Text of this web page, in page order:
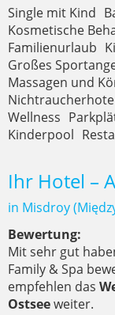
Single mit Kind
Kosmetische
Familienurlaub
Großes
Massagen und
Wellness
Kinderpool
Ihr Hotel –
in Misdroy
Bewertung:
Mit sehr gut
Family & Spa
empfehlen das
Ostseeweiter.